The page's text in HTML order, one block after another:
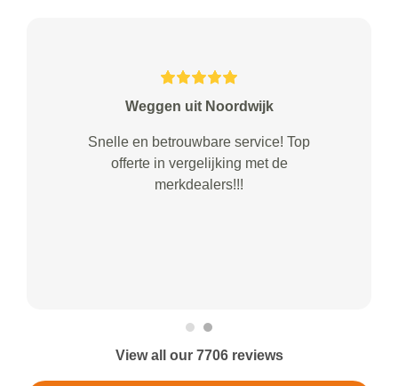
Weggen uit Noordwijk
Snelle en betrouwbare service! Top
offerte in vergelijking met de
merkdealers!!!
View all our 7706 reviews